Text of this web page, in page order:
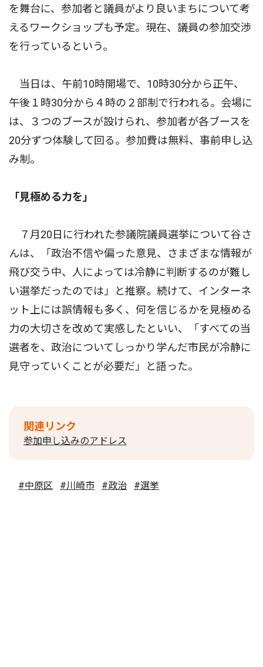
を舞台に、参加者と議員がより良いまちについて考
えるワークショップも予定。現在、議員の参加交渉
を行っているという。
当日は、午前10時開場で、10時30分から正午、
午後１時30分から４時の２部制で行われる。会場に
は、３つのブースが設けられ、参加者が各ブースを
20分ずつ体験して回る。参加費は無料、事前申し込
み制。
「見極める力を」
７月20日に行われた参議院議員選挙について谷さ
んは、「政治不信や偏った意見、さまざまな情報が
飛び交う中、人によっては冷静に判断するのが難し
い選挙だったのでは」と推察。続けて、インターネ
ット上には誤情報も多く、何を信じるかを見極める
力の大切さを改めて実感したといい、「すべての当
選者を、政治についてしっかり学んだ市民が冷静に
見守っていくことが必要だ」と語った。
関連リンク
参加申し込みのアドレス
#中原区 #川崎市 #政治 #選挙